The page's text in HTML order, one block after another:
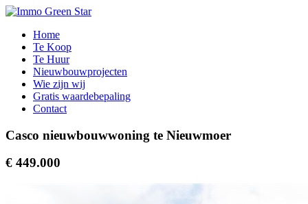
Home
Te Koop
Te Huur
Nieuwbouwprojecten
Wie zijn wij
Gratis waardebepaling
Contact
Casco nieuwbouwwoning te Nieuwmoer
€ 449.000